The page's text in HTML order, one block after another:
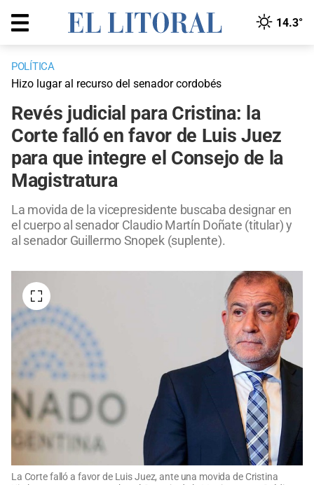
14.3°
POLÍTICA
Hizo lugar al recurso del senador cordobés
Revés judicial para Cristina: la
Corte falló en favor de Luis Juez
para que integre el Consejo de la
Magistratura
La movida de la vicepresidente buscaba designar en
el cuerpo al senador Claudio Martín Doñate (titular) y
al senador Guillermo Snopek (suplente).
La Corte falló a favor de Luis Juez, ante una movida de Cristina